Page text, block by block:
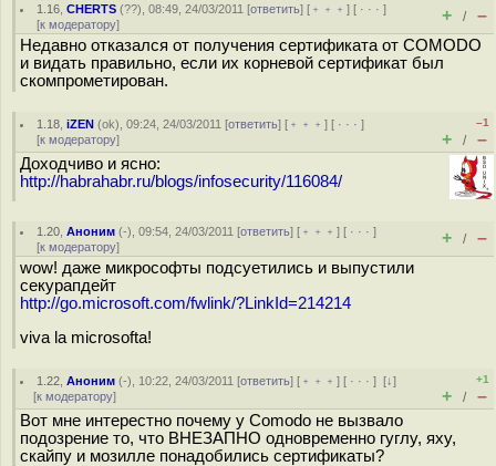
1.16 ,CHERTS (??), 08:49, 24/03/2011 [ответить] [ ﹢﹢﹢] [ · · ·]
[к модератору] + / –
Недавно отказался от получения сертификата от COMODO
и видать правильно, если их корневой сертификат был
скомпрометирован.
1.18 ,iZEN (ok), 09:24, 24/03/2011 [ответить] [ ﹢﹢﹢] [ · · ·]
[к модератору]
–1
+ / –
Доходчиво и ясно:
http://habrahabr.ru/blogs/infosecurity/116084/
1.20 ,Аноним (-), 09:54, 24/03/2011 [ответить] [ ﹢﹢﹢] [ · · ·]
[к модератору] + / –
wow! даже микрософты подсуетились и выпустили
секурапдейт
http://go.microsoft.com/fwlink/?LinkId=214214
viva la microsofta!
1.22 ,Аноним (-), 10:22, 24/03/2011 [ответить] [ ﹢﹢﹢] [ · · ·][↓]
[к модератору]
+1
+ / –
Вот мне интерестно почему у Comodo не вызвало
подозрение то, что ВНЕЗАПНО одновременно гуглу, яху,
скайпу и мозилле понадобились сертификаты?